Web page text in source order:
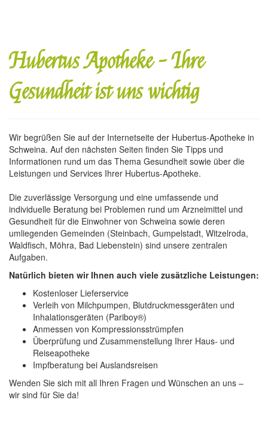
Hubertus Apotheke - Ihre
Gesundheit ist uns wichtig
Wir begrüßen Sie auf der Internetseite der Hubertus-Apotheke in
Schweina. Auf den nächsten Seiten finden Sie Tipps und
Informationen rund um das Thema Gesundheit sowie über die
Leistungen und Services Ihrer Hubertus-Apotheke.
Die zuverlässige Versorgung und eine umfassende und
individuelle Beratung bei Problemen rund um Arzneimittel und
Gesundheit für die Einwohner von Schweina sowie deren
umliegenden Gemeinden (Steinbach, Gumpelstadt, Witzelroda,
Waldfisch, Möhra, Bad Liebenstein) sind unsere zentralen
Aufgaben.
Natürlich bieten wir Ihnen auch viele zusätzliche Leistungen:
Kostenloser Lieferservice
Verleih von Milchpumpen, Blutdruckmessgeräten und
Inhalationsgeräten (Pariboy®)
Anmessen von Kompressionsstrümpfen
Überprüfung und Zusammenstellung Ihrer Haus- und
Reiseapotheke
Impfberatung bei Auslandsreisen
Wenden Sie sich mit all Ihren Fragen und Wünschen an uns –
wir sind für Sie da!